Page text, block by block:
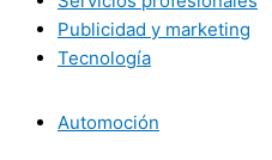
Publicidad y marketing
Tecnología
Automoción